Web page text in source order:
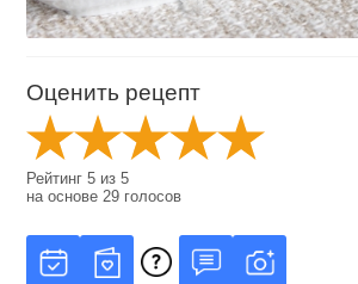
Оценить рецепт
Рейтинг5 из5
на основе 29 голосов